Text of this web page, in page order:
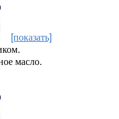
[показать]
масло.